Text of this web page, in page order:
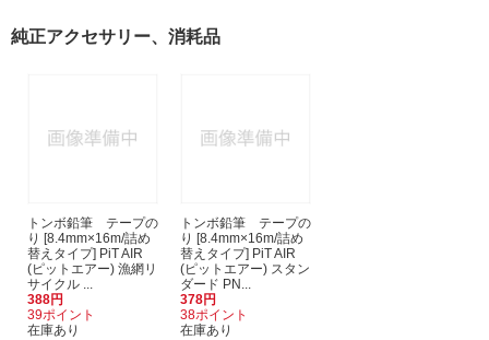
純正アクセサリー、消耗品
トンボ鉛筆 テープの
り [8.4mm×16m/詰め
替えタイプ] PiT AIR
(ピットエアー) 漁網リ
サイクル ...
388円
39ポイント
在庫あり
トンボ鉛筆 テープの
り [8.4mm×16m/詰め
替えタイプ] PiT AIR
(ピットエアー) スタン
ダード PN...
378円
38ポイント
在庫あり